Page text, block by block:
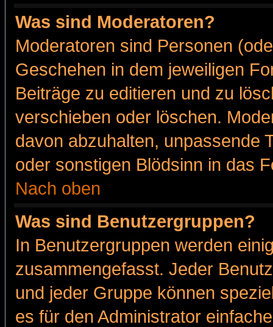
Was sind Moderatoren?
Moderatoren sind Personen
Geschehen in dem jeweiligen
Beiträge zu editieren und zu
verschieben oder löschen.
davon abzuhalten, unpassende
oder sonstigen Blödsinn in das
Nach oben
Was sind Benutzergruppen?
In Benutzergruppen werden
zusammengefasst. Jeder
und jeder Gruppe können
es für den Administrator